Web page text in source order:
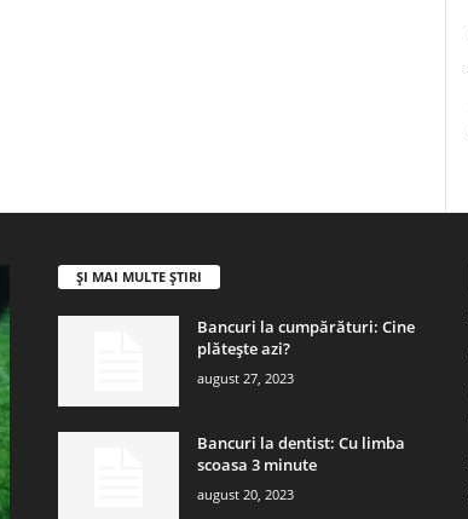
ȘI MAI MULTE ȘTIRI
Bancuri la cumpărături: Cine
plătește azi?
august 27, 2023
Bancuri la dentist: Cu limba
scoasa 3 minute
august 20, 2023